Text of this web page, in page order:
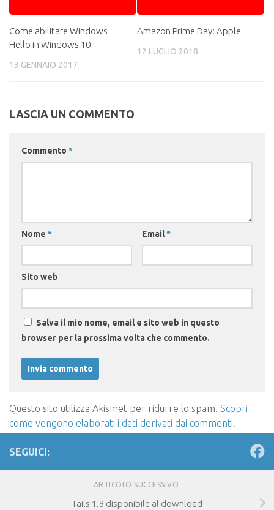
Come abilitare Windows
Hello in Windows 10
13 GENNAIO 2017
Amazon Prime Day: Apple
12 LUGLIO 2018
LASCIA UN COMMENTO
Commento *
Nome * Email*
Sito web
Salva il mio nome, email e sito web in questo
browser per la prossima volta che commento.
Questo sito utilizza Akismet per ridurre lo spam. Scopri
come vengono elaborati i dati derivati dai commenti.
SEGUICI:
ARTICOLO SUCCESSIVO
Tails 1.8 disponibile al download